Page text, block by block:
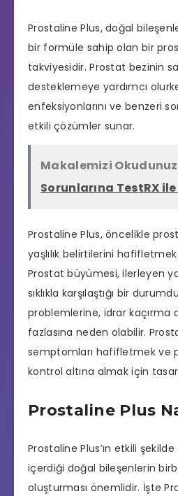
Prostaline Plus, doğal
bir formüle sahip olan bir
takviyesidir. Prostat bezinin
desteklemeye yardımcı
enfeksiyonlarını ve benzeri
etkili çözümler sunar.
Makalemizi
Sorunlarına TestRX
Prostaline Plus, öncelikle
yaşlılık belirtilerini
Prostat büyümesi, ilerleyen
sıklıkla karşılaştığı bir
problemlerine, idrar kaçırma
fazlasına neden olabilir.
semptomları hafifletmek ve
kontrol altına almak için
Prostaline Plus
Prostaline Plus’ın etkili
içerdiği doğal bileşenlerin
oluşturması önemlidir. İşte